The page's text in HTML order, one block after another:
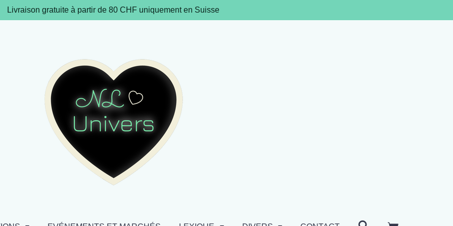
Livraison gratuite à partir de 80 CHF uniquement en Suisse